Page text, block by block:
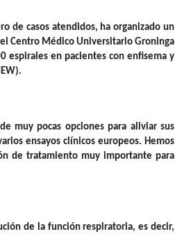
de casos atendidos, ha organizado un
Centro Médico Universitario Groninga
espirales en pacientes con enfisema y
muy pocas opciones para aliviar sus
ensayos clínicos europeos. Hemos
de tratamiento muy importante para
de la función respiratoria, es decir,